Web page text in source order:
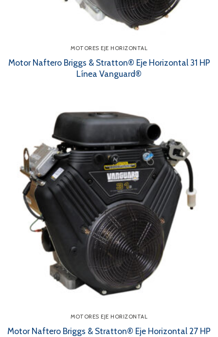
MOTORES EJE HORIZONTAL
Motor Naftero Briggs & Stratton® Eje Horizontal 31 HP
Línea Vanguard®
MOTORES EJE HORIZONTAL
Motor Naftero Briggs & Stratton® Eje Horizontal 27 HP